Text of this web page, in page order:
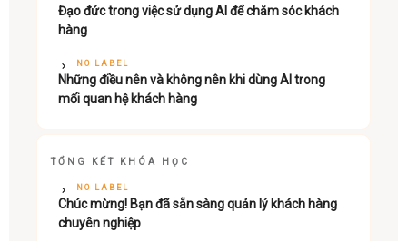
Đạo đức trong việc sử dụng AI để chăm sóc khách
hàng
NO LABEL
Những điều nên và không nên khi dùng AI trong
mối quan hệ khách hàng
TỔNG KẾT KHÓA HỌC
NO LABEL
Chúc mừng! Bạn đã sẵn sàng quản lý khách hàng
chuyên nghiệp